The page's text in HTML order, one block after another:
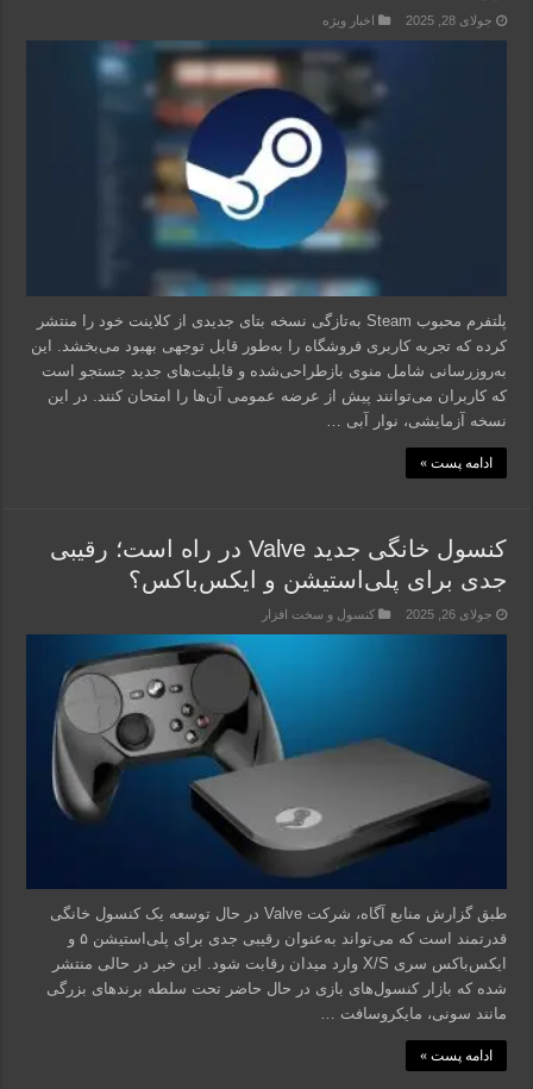
جولای 28, 2025 اخبار ویژه
پلتفرم محبوب Steam به‌تازگی نسخه بتای جدیدی از کلاینت خود را منتشر
کرده که تجربه کاربری فروشگاه را به‌طور قابل توجهی بهبود می‌بخشد. این
به‌روزرسانی شامل منوی بازطراحی‌شده و قابلیت‌های جدید جستجو است
که کاربران می‌توانند پیش از عرضه عمومی آن‌ها را امتحان کنند. در این
نسخه آزمایشی، نوار آبی …
ادامه پست »
کنسول خانگی جدید Valve در راه است؛ رقیبی
جدی برای پلی‌استیشن و ایکس‌باکس؟
جولای 26, 2025 کنسول و سخت افزار
طبق گزارش منابع آگاه، شرکت Valve در حال توسعه یک کنسول خانگی
قدرتمند است که می‌تواند به‌عنوان رقیبی جدی برای پلی‌استیشن ۵ و
ایکس‌باکس سری X/S وارد میدان رقابت شود. این خبر در حالی منتشر
شده که بازار کنسول‌های بازی در حال حاضر تحت سلطه برندهای بزرگی
مانند سونی، مایکروسافت …
ادامه پست »